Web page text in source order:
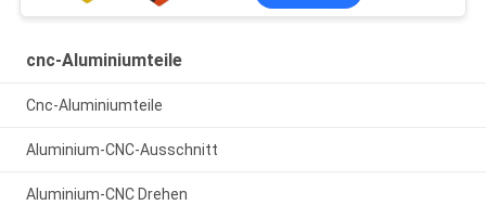
cnc-Aluminiumteile
Cnc-Aluminiumteile
Aluminium-CNC-Ausschnitt
Aluminium-CNC Drehen